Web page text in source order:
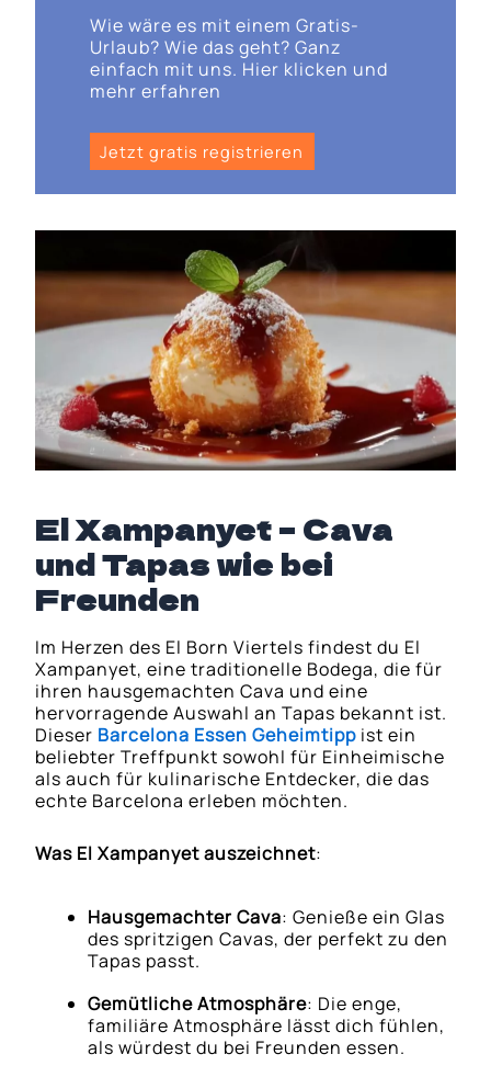
Wie wäre es mit einem Gratis-
Urlaub? Wie das geht? Ganz
einfach mit uns. Hier klicken und
mehr erfahren
Jetzt gratis registrieren
El Xampanyet – Cava
und Tapas wie bei
Freunden
Im Herzen des El Born Viertels findest du El
Xampanyet, eine traditionelle Bodega, die für
ihren hausgemachten Cava und eine
hervorragende Auswahl an Tapas bekannt ist.
Dieser Barcelona Essen Geheimtipp ist ein
beliebter Treffpunkt sowohl für Einheimische
als auch für kulinarische Entdecker, die das
echte Barcelona erleben möchten.
Was El Xampanyet auszeichnet:
Hausgemachter Cava: Genieße ein Glas
des spritzigen Cavas, der perfekt zu den
Tapas passt.
Gemütliche Atmosphäre: Die enge,
familiäre Atmosphäre lässt dich fühlen,
als würdest du bei Freunden essen.